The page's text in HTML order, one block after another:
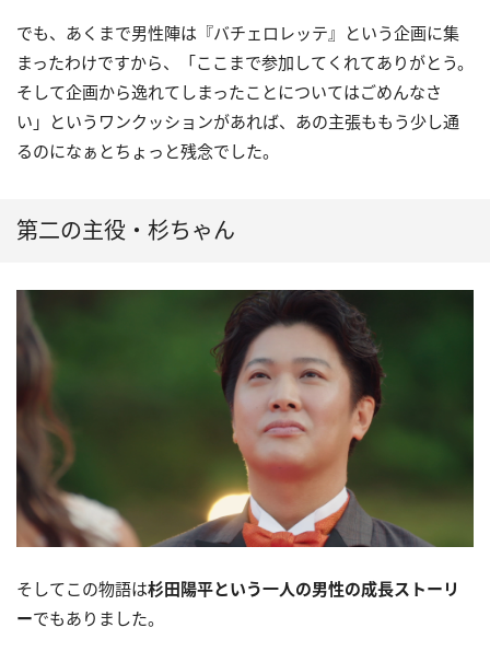
でも、あくまで男性陣は『バチェロレッテ』という企画に集
まったわけですから、「ここまで参加してくれてありがとう。
そして企画から逸れてしまったことについてはごめんなさ
い」というワンクッションがあれば、あの主張ももう少し通
るのになぁとちょっと残念でした。
第二の主役・杉ちゃん
そしてこの物語は杉田陽平という一人の男性の成長ストーリ
ーでもありました。